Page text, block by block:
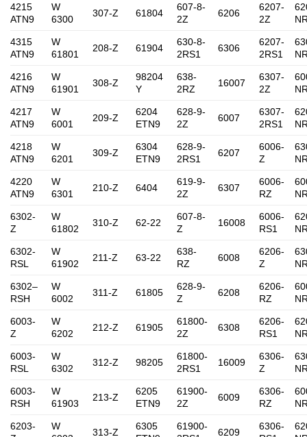
4215
ATN9
W
6300
307-Z 61804
607-8-
2Z
6206
6207-
2Z
4315
ATN9
W
61801
208-Z 61904
630-8-
2RS1
6306
6207-
2RS1
4216
ATN9
W
61901
308-Z
98204
Y
638-
2RZ
16007
6307-
2Z
4217
ATN9
W
6001
209-Z
6204
ETN9
628-9-
2Z
6007
6307-
2RS1
4218
ATN9
W
6201
309-Z
6304
ETN9
628-9-
2RS1
6207
6006-
Z
4220
ATN9
W
6301
210-Z 6404
619-9-
2Z
6307
6006-
RZ
6302-
Z
W
61802
310-Z 62-22
607-8-
Z
16008
6006-
RS1
6302-
RSL
W
61902
211-Z 63-22
638-
RZ
6008
6206-
Z
6302–
RSH
W
6002
311-Z 61805
628-9-
Z
6208
6206-
RZ
6003-
Z
W
6202
212-Z 61905
61800-
2Z
6308
6206-
RS1
6003-
RSL
W
6302
312-Z 98205
61800-
2RS1
16009
6306-
Z
6003-
RSH
W
61903
213-Z
6205
ETN9
61900-
2Z
6009
6306-
RZ
6203-
W
313-Z
6305
61900-
6209
6306-